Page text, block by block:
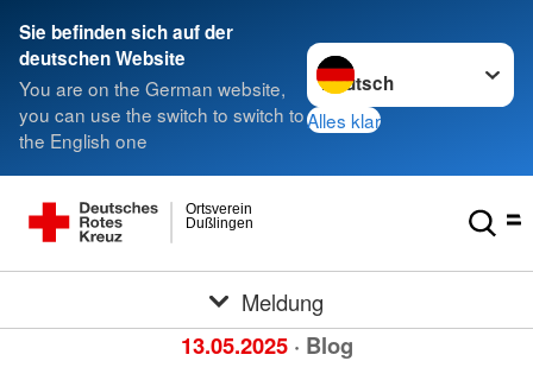
Sie befinden sich auf der
deutschen Website
You are on the German website,
you can use the switch to switch to
the English one
Sprache wechseln zu
Alles klar
Dußlingen
Ortsverein
Meldung
13.05.2025 · Blog